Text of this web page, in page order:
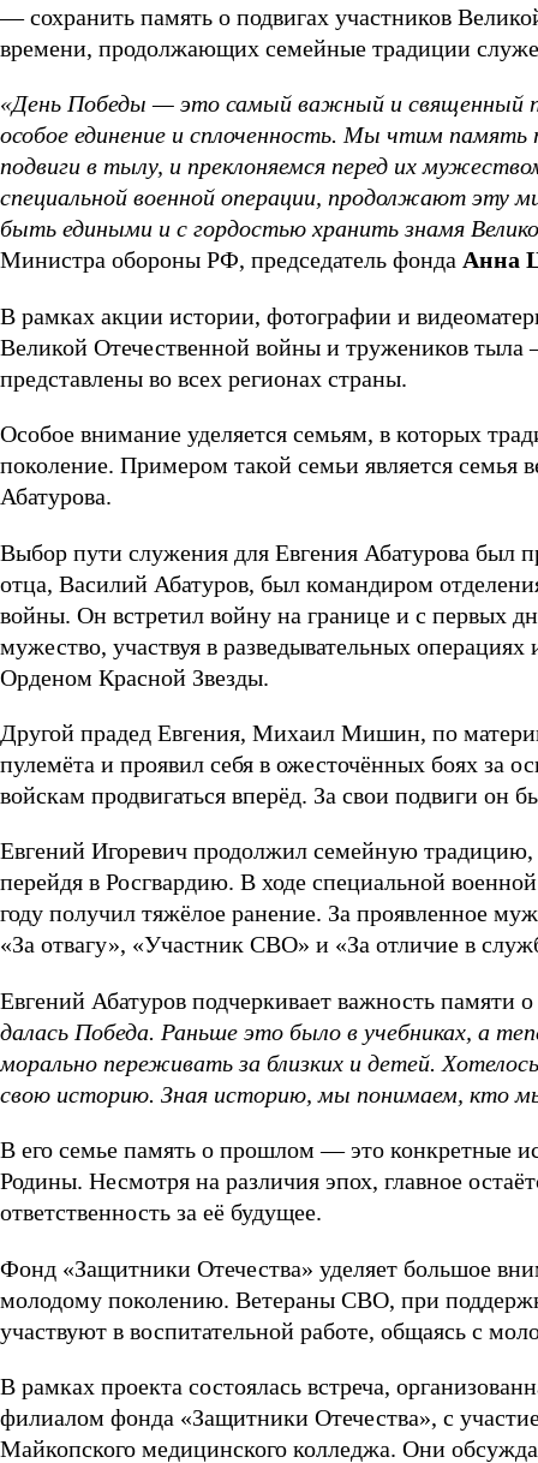
— сохранить память о подвигах участников
времени, продолжающих семейные традиции
«День Победы — это самый важный и священный
особое единение и сплоченность. Мы чтим
подвиги в тылу, и преклоняемся перед их
специальной военной операции, продолжают эту
быть едиными и с гордостью хранить знамя
Министра обороны РФ, председатель фонда Анна
В рамках акции истории, фотографии и
Великой Отечественной войны и тружеников
представлены во всех регионах страны.
Особое внимание уделяется семьям, в которых
поколение. Примером такой семьи является семья
Абатурова.
Выбор пути служения для Евгения Абатурова был
отца, Василий Абатуров, был командиром
войны. Он встретил войну на границе и с первых
мужество, участвуя в разведывательных
Орденом Красной Звезды.
Другой прадед Евгения, Михаил Мишин, по
пулемёта и проявил себя в ожесточённых боях за
войскам продвигаться вперёд. За свои подвиги
Евгений Игоревич продолжил семейную традицию,
перейдя в Росгвардию. В ходе специальной
году получил тяжёлое ранение. За проявленное
«За отвагу», «Участник СВО» и «За отличие в
Евгений Абатуров подчеркивает важность памяти
далась Победа. Раньше это было в учебниках, а
морально переживать за близких и детей.
свою историю. Зная историю, мы понимаем, кто
В его семье память о прошлом — это конкретные
Родины. Несмотря на различия эпох, главное
ответственность за её будущее.
Фонд «Защитники Отечества» уделяет большое
молодому поколению. Ветераны СВО, при
участвуют в воспитательной работе, общаясь с
В рамках проекта состоялась встреча,
филиалом фонда «Защитники Отечества», с
Майкопского медицинского колледжа. Они